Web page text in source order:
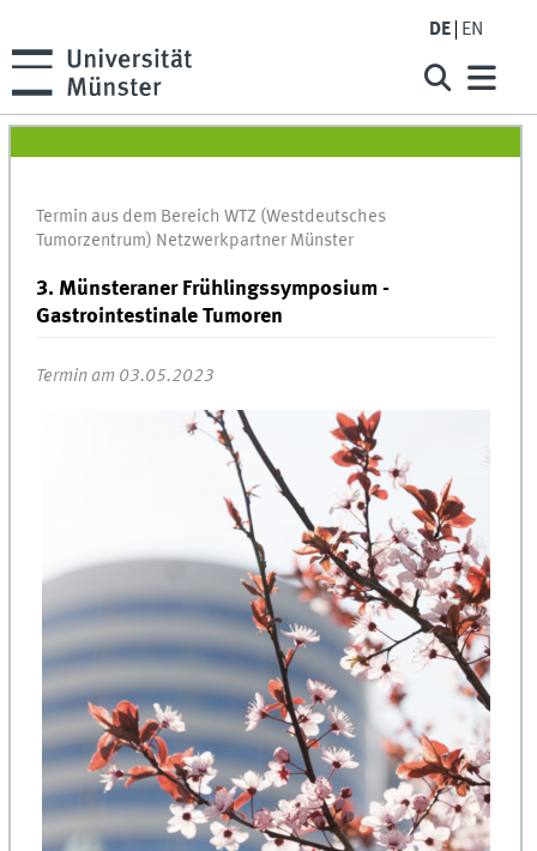
DE EN
Termin aus dem Bereich WTZ (Westdeutsches
Tumorzentrum) Netzwerkpartner Münster
3. Münsteraner Frühlingssymposium -
Gastrointestinale Tumoren
Termin am 03.05.2023